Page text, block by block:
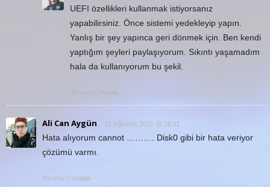
UEFI özellikleri kullanmak istiyorsanız
yapabilirsiniz. Önce sistemi yedekleyip yapın.
Yanlış bir şey yapınca geri dönmek için. Ben kendi
yaptığım şeyleri paylaşıyorum. Sıkıntı yaşamadım
hala da kullanıyorum bu şekil.
Yorumu Cevapla
Ali Can Aygün 21 Ağustos 2021 @ 18:11
Hata alıyorum cannot ………. Disk0 gibi bir hata veriyor
çözümü varmı.
Yorumu Cevapla